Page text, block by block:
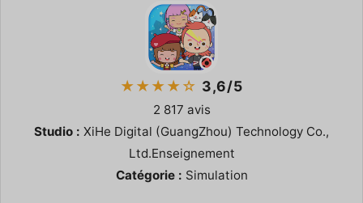
★★★★☆ 3,6/5
2 817 avis
Studio : XiHe Digital (GuangZhou) Technology Co.,
Ltd.Enseignement
Catégorie : Simulation